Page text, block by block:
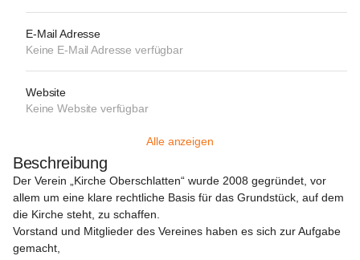
E-Mail Adresse
Keine E-Mail Adresse verfügbar
Website
Keine Website verfügbar
Alle anzeigen
Beschreibung
Der Verein „Kirche Oberschlatten“ wurde 2008 gegründet, vor
allem um eine klare rechtliche Basis für das Grundstück, auf dem
die Kirche steht, zu schaffen.
Vorstand und Mitglieder des Vereines haben es sich zur Aufgabe
gemacht,